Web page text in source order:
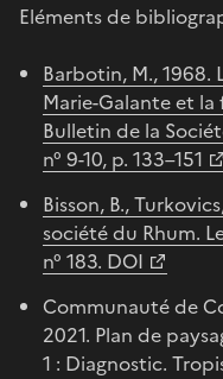
Eléments de
Barbotin, M., 1968.
Marie-Galante et
Bulletin de la
n° 9-10, p. 133–151
Bisson, B.,
société du Rhum.
n° 183. DOI
Communauté de
2021. Plan de
1 : Diagnostic.